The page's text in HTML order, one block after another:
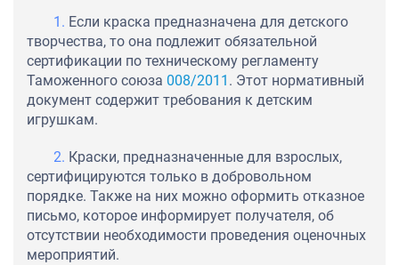
Если краска предназначена для детского
творчества, то она подлежит обязательной
сертификации по техническому регламенту
Таможенного союза 008/2011 . Этот нормативный
документ содержит требования к детским
игрушкам.
Краски, предназначенные для взрослых,
сертифицируются только в добровольном
порядке. Также на них можно оформить отказное
письмо, которое информирует получателя, об
отсутствии необходимости проведения оценочных
мероприятий.